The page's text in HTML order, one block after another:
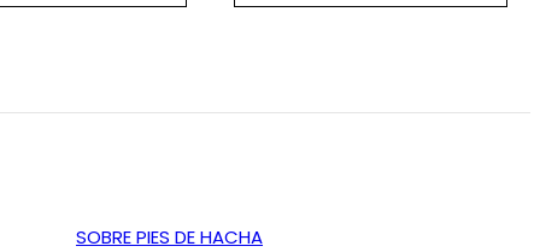
through
SOBRE PIES DE HACHA